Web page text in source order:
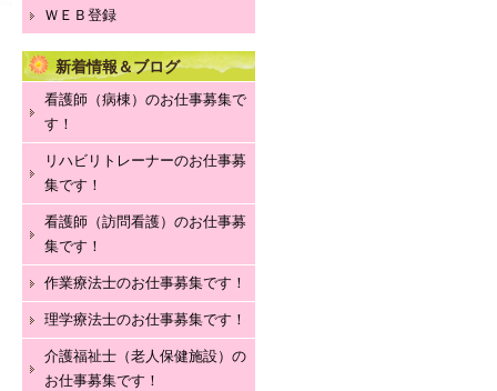
ＷＥＢ登録
新着情報＆ブログ
看護師（病棟）のお仕事募集で
す！
リハビリトレーナーのお仕事募
集です！
看護師（訪問看護）のお仕事募
集です！
作業療法士のお仕事募集です！
理学療法士のお仕事募集です！
介護福祉士（老人保健施設）の
お仕事募集です！